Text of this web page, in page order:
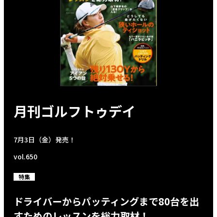
月刊ゴルフトゥデイ
7月3日（金）発売！
vol.650
特集
ドライバーからパッティングまで80台を出